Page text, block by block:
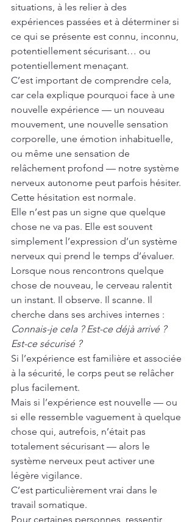
situations, à les relier à des
expériences passées et à déterminer si
ce qui se présente est connu, inconnu,
potentiellement sécurisant… ou
potentiellement menaçant.
C’est important de comprendre cela,
car cela explique pourquoi face à une
nouvelle expérience — un nouveau
mouvement, une nouvelle sensation
corporelle, une émotion inhabituelle,
ou même une sensation de
relâchement profond — notre système
nerveux autonome peut parfois hésiter.
Cette hésitation est normale.
Elle n’est pas un signe que quelque
chose ne va pas. Elle est souvent
simplement l’expression d’un système
nerveux qui prend le temps d’évaluer.
Lorsque nous rencontrons quelque
chose de nouveau, le cerveau ralentit
un instant. Il observe. Il scanne. Il
cherche dans ses archives internes :
Connais-je cela ? Est-ce déjà arrivé ?
Est-ce sécurisé ?
Si l’expérience est familière et associée
à la sécurité, le corps peut se relâcher
plus facilement.
Mais si l’expérience est nouvelle — ou
si elle ressemble vaguement à quelque
chose qui, autrefois, n’était pas
totalement sécurisant — alors le
système nerveux peut activer une
légère vigilance.
C’est particulièrement vrai dans le
travail somatique.
Pour certaines personnes, ressentir